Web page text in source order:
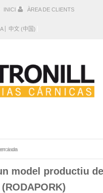
INICI ÀREA DE CLIENTS
中文 (中国)
model productiu